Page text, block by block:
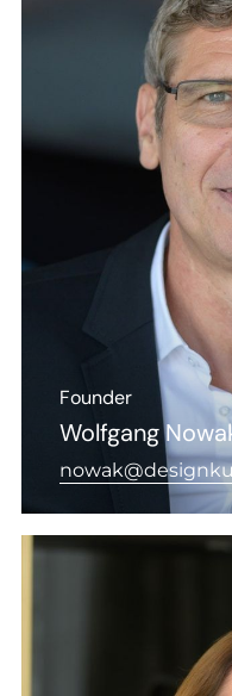
Founder
Wolfgang